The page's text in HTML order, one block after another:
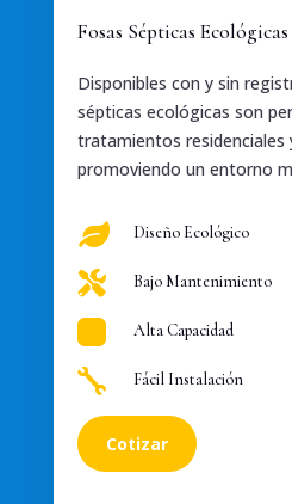
Fosas Sépticas Ecológicas
Disponibles con y sin
sépticas ecológicas son
tratamientos residenciales
promoviendo un entorno
 Diseño Ecológico
 Bajo Mantenimiento
 Alta Capacidad
 Fácil Instalación
Cotizar